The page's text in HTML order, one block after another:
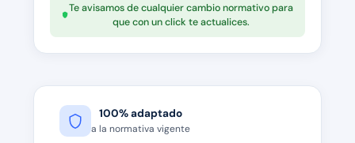
Te avisamos de cualquier cambio normativo para
que con un click te actualices.
100% adaptado
a la normativa vigente